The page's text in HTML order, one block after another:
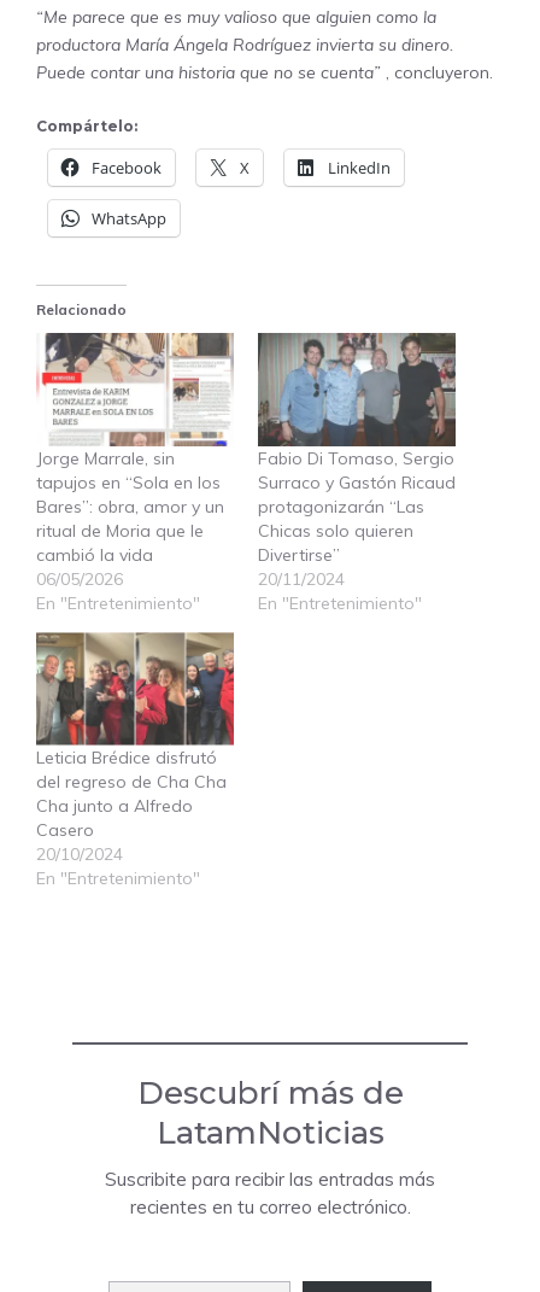
“Me parece que es muy valioso que alguien como la
productora María Ángela Rodríguez invierta su dinero.
Puede contar una historia que no se cuenta” , concluyeron.
Compártelo:
Facebook X LinkedIn
WhatsApp
Relacionado
Jorge Marrale, sin
tapujos en “Sola en los
Bares”: obra, amor y un
ritual de Moria que le
cambió la vida
06/05/2026
En "Entretenimiento"
Fabio Di Tomaso, Sergio
Surraco y Gastón Ricaud
protagonizarán “Las
Chicas solo quieren
Divertirse”
20/11/2024
En "Entretenimiento"
Leticia Brédice disfrutó
del regreso de Cha Cha
Cha junto a Alfredo
Casero
20/10/2024
En "Entretenimiento"
Descubrí más de
LatamNoticias
Suscribite para recibir las entradas más
recientes en tu correo electrónico.
Escribí tu correo electrónico…